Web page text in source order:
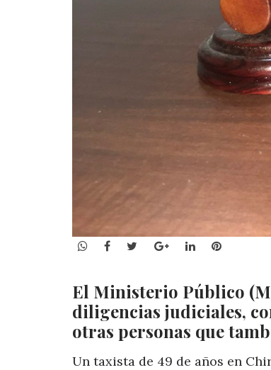
WhatsApp
Facebook
TwitterGoogle+LinkedInPinterest
El Ministerio Público
diligencias judiciales,
otras personas que
Un taxista de 49 de años en